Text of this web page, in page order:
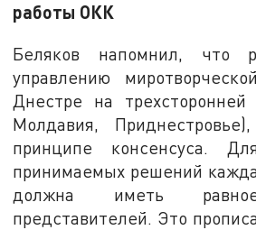
работы ОКК
Беляков напомнил, что
управлению
Днестре на трехсторонней
Молдавия,
принципе консенсуса.
принимаемых решений
должна иметь
представителей. Это